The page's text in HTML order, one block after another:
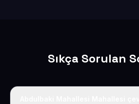
Sıkça Sorulan